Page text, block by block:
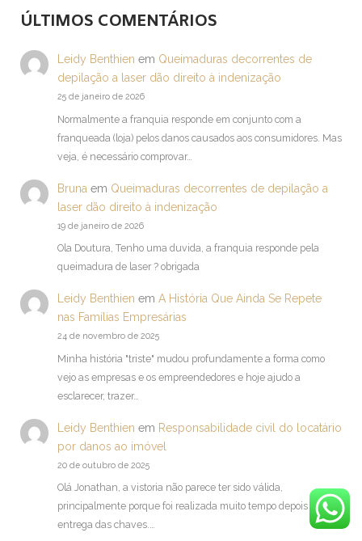
ÚLTIMOS COMENTÁRIOS
Leidy Benthien em Queimaduras decorrentes de
depilação a laser dão direito à indenização
25 de janeiro de 2026
Normalmente a franquia responde em conjunto com a
franqueada (loja) pelos danos causados aos consumidores. Mas
veja, é necessário comprovar…
Bruna em Queimaduras decorrentes de depilação a
laser dão direito à indenização
19 de janeiro de 2026
Ola Doutura, Tenho uma duvida, a franquia responde pela
queimadura de laser ? obrigada
Leidy Benthien em A História Que Ainda Se Repete
nas Famílias Empresárias
24 de novembro de 2025
Minha história "triste" mudou profundamente a forma como
vejo as empresas e os empreendedores e hoje ajudo a
esclarecer, trazer…
Leidy Benthien em Responsabilidade civil do locatário
por danos ao imóvel
20 de outubro de 2025
Olá Jonathan, a vistoria não parece ter sido válida,
principalmente porque foi realizada muito tempo depois da
entrega das chaves.…